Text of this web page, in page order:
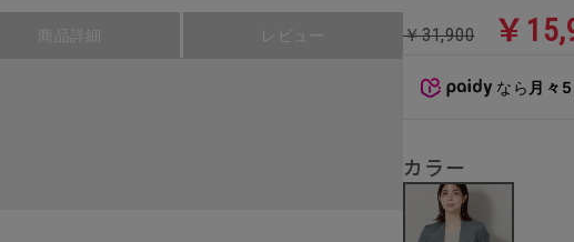
商品詳細 レビュー ￥31,900 ￥
なら 月々
カラー